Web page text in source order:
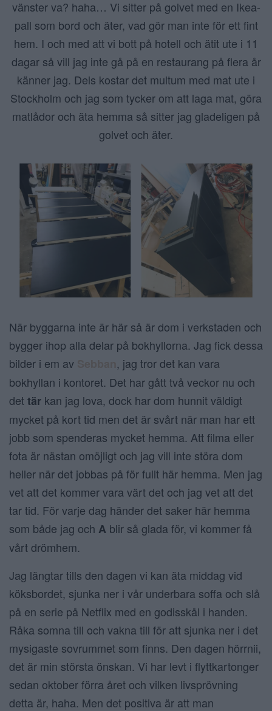
vänster va? haha… Vi sitter på golvet med en Ikea-
pall som bord och äter, vad gör man inte för ett fint
hem. I och med att vi bott på hotell och ätit ute i 11
dagar så vill jag inte gå på en restaurang på flera år
känner jag. Dels kostar det multum med mat ute i
Stockholm och jag som tycker om att laga mat, göra
matlådor och äta hemma så sitter jag gladeligen på
golvet och äter.
När byggarna inte är här så är dom i verkstaden och
bygger ihop alla delar på bokhyllorna. Jag fick dessa
bilder i em av
, jag tror det kan vara
bokhyllan i kontoret. Det har gått två veckor nu och
dettär kan jag lova, dock har dom hunnit väldigt
mycket på kort tid men det är svårt när man har ett
jobb som spenderas mycket hemma. Att filma eller
fota är nästan omöjligt och jag vill inte störa dom
heller när det jobbas på för fullt här hemma. Men jag
vet att det kommer vara värt det och jag vet att det
tar tid. För varje dag händer det saker här hemma
som både jag och A blir så glada för, vi kommer få
vårt drömhem.
Jag längtar tills den dagen vi kan äta middag vid
köksbordet, sjunka ner i vår underbara soffa och slå
på en serie på Netflix med en godisskål i handen.
Råka somna till och vakna till för att sjunka ner i det
mysigaste sovrummet som finns. Den dagen hörrnii,
det är min största önskan. Vi har levt i flyttkartonger
sedan oktober förra året och vilken livsprövning
detta är, haha. Men det positiva är att man